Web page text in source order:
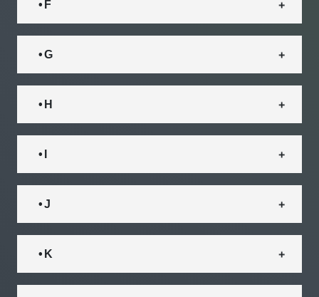
• F
• G
• H
• I
• J
• K